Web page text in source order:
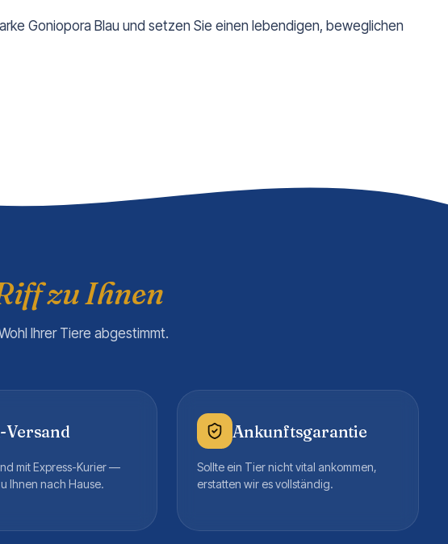
Goniopora Blau und setzen Sie einen lebendigen, beweglichen
zu Ihnen
Ihrer Tiere abgestimmt.
Versand
mit Express-Kurier —
Ihnen nach Hause.
Ankunftsgarantie
Sollte ein Tier nicht vital ankommen,
erstatten wir es vollständig.